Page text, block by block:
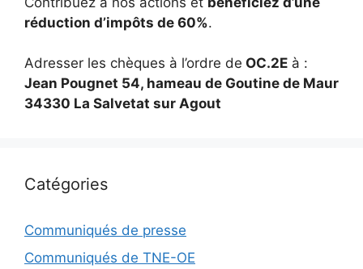
réduction d’impôts de 60%.
Adresser les chèques à l’ordre de OC.2E à :
Jean Pougnet 54, hameau de Goutine de Maur
34330 La Salvetat sur Agout
Catégories
Communiqués de presse
Communiqués de TNE-OE